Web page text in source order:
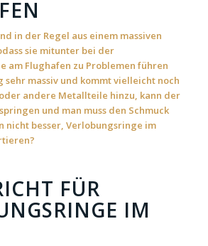
in der Regel aus einem massiven
sie mitunter bei der
am Flughafen zu Problemen führen
sehr massiv und kommt vielleicht noch
andere Metallteile hinzu, kann der
und man muss den Schmuck
nicht besser, Verlobungsringe im
FÜR
IM